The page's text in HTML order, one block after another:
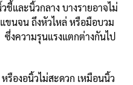
และนิ้วกลาง บางรายอาจไม่
ขนจน ถึงหัวไหล่ หรือมือบวม
งความรุนแรงแตกต่างกันไป
รืองอนิ้วไม่สะดวก เหมือนนิ้ว